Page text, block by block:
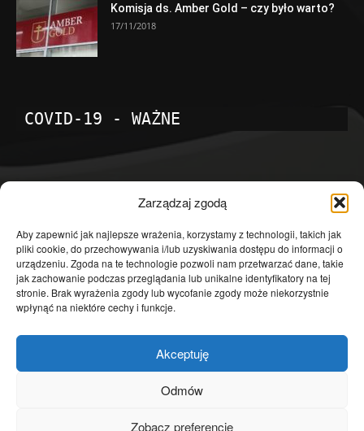
Zarządzaj zgodą
Aby zapewnić jak najlepsze wrażenia, korzystamy z technologii, takich jak
pliki cookie, do przechowywania i/lub uzyskiwania dostępu do informacji o
urządzeniu. Zgoda na te technologie pozwoli nam przetwarzać dane, takie
jak zachowanie podczas przeglądania lub unikalne identyfikatory na tej
stronie. Brak wyrażenia zgody lub wycofanie zgody może niekorzystnie
wpłynąć na niektóre cechy i funkcje.
Akceptuję
Odmów
Zobacz preferencje
Komisja ds. Amber Gold – czy było warto?
17/11/2018
COVID-19 - WAŻNE
Temat dnia
4601
Publicystyka
4363
Polityka
3639
Polska
Społeczeństwo
2823